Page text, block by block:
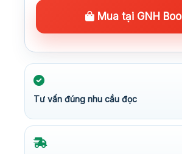
Mua tại GNH
Tư vấn đúng nhu cầu đọc